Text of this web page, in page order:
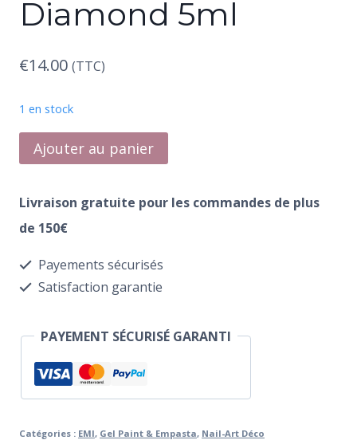
Diamond 5ml
€14.00 (TTC)
1 en stock
quantité
de
Gel
Paint
Diamond
5ml
Ajouter au panier
Livraison gratuite pour les commandes de plus
de 150€
Payements sécurisés
Satisfaction garantie
PAYEMENT SÉCURISÉ GARANTI
Catégories : EMI, Gel Paint & Empasta, Nail-Art Déco